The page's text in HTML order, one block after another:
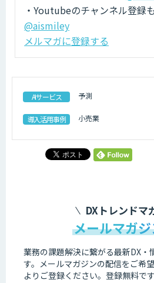
・Youtubeのチャンネル登録
@aismiley
メルマガに登録する
AIサービス 予測
導入活用事例 小売業
DXトレンドマ
メールマガ
業務の課題解決に繋がる最新DX・
す。 メールマガジンの配信をご希
よりご登録ください。登録無料です